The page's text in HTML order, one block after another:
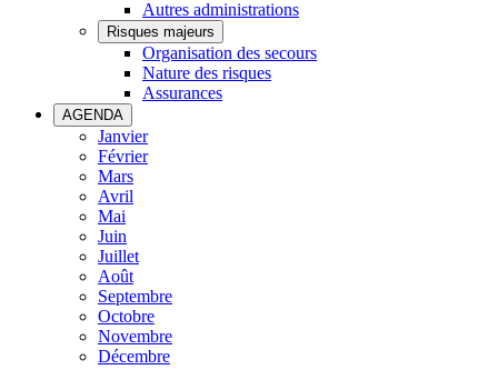
Autres administrations
Risques majeurs
Organisation des secours
Nature des risques
Assurances
AGENDA
Janvier
Février
Mars
Avril
Mai
Juin
Juillet
Août
Septembre
Octobre
Novembre
Décembre